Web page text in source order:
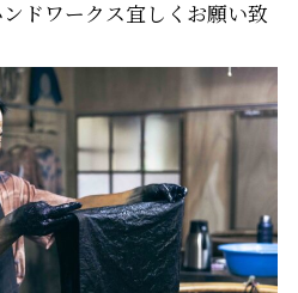
ドワークス宜しくお願い致